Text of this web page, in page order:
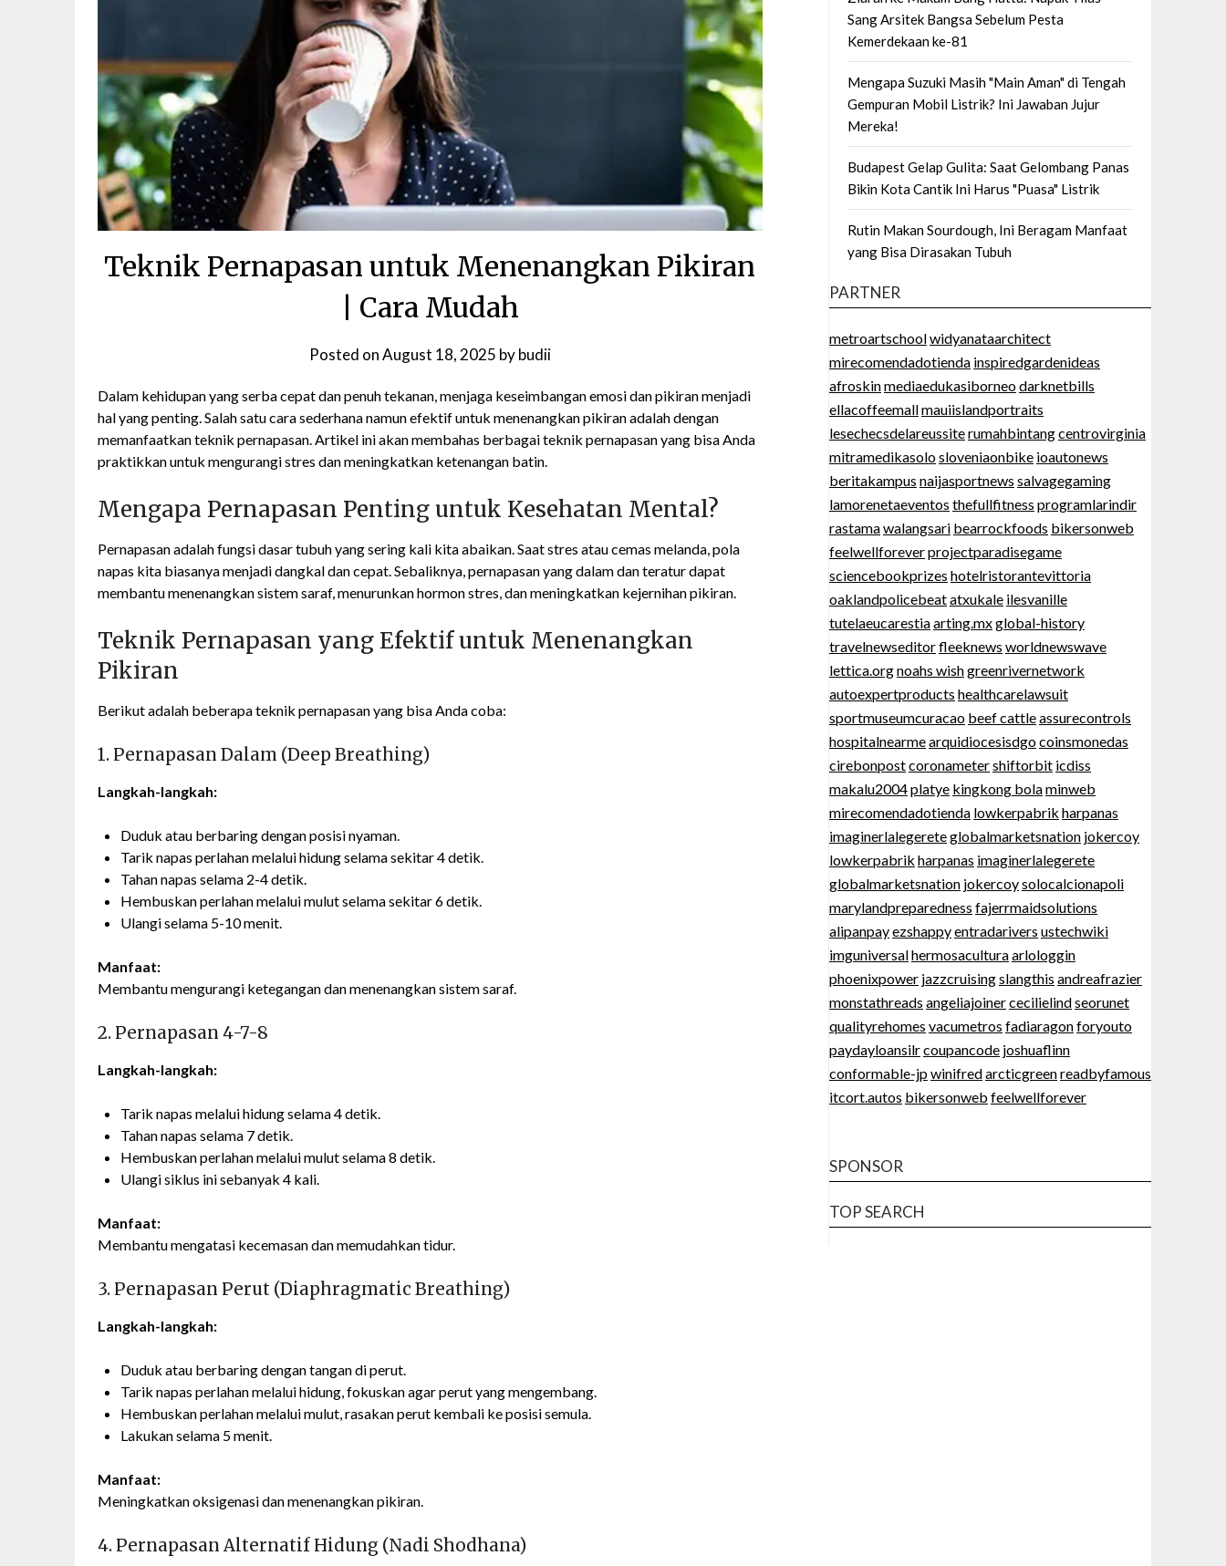
Teknik Pernapasan untuk Menenangkan Pikiran
| Cara Mudah
Posted onAugust 18, 2025 bybudii
Dalam kehidupan yang serba cepat dan penuh tekanan, menjaga keseimbangan emosi dan pikiran menjadi
hal yang penting. Salah satu cara sederhana namun efektif untuk menenangkan pikiran adalah dengan
memanfaatkan teknik pernapasan. Artikel ini akan membahas berbagai teknik pernapasan yang bisa Anda
praktikkan untuk mengurangi stres dan meningkatkan ketenangan batin.
Mengapa Pernapasan Penting untuk Kesehatan Mental?
Pernapasan adalah fungsi dasar tubuh yang sering kali kita abaikan. Saat stres atau cemas melanda, pola
napas kita biasanya menjadi dangkal dan cepat. Sebaliknya, pernapasan yang dalam dan teratur dapat
membantu menenangkan sistem saraf, menurunkan hormon stres, dan meningkatkan kejernihan pikiran.
Teknik Pernapasan yang Efektif untuk Menenangkan
Pikiran
Berikut adalah beberapa teknik pernapasan yang bisa Anda coba:
1. Pernapasan Dalam (Deep Breathing)
Langkah-langkah:
Duduk atau berbaring dengan posisi nyaman.
Tarik napas perlahan melalui hidung selama sekitar 4 detik.
Tahan napas selama 2-4 detik.
Hembuskan perlahan melalui mulut selama sekitar 6 detik.
Ulangi selama 5-10 menit.
Manfaat:
Membantu mengurangi ketegangan dan menenangkan sistem saraf.
2. Pernapasan 4-7-8
Langkah-langkah:
Tarik napas melalui hidung selama 4 detik.
Tahan napas selama 7 detik.
Hembuskan perlahan melalui mulut selama 8 detik.
Ulangi siklus ini sebanyak 4 kali.
Manfaat:
Membantu mengatasi kecemasan dan memudahkan tidur.
3. Pernapasan Perut (Diaphragmatic Breathing)
Langkah-langkah:
Duduk atau berbaring dengan tangan di perut.
Tarik napas perlahan melalui hidung, fokuskan agar perut yang mengembang.
Hembuskan perlahan melalui mulut, rasakan perut kembali ke posisi semula.
Lakukan selama 5 menit.
Manfaat:
Meningkatkan oksigenasi dan menenangkan pikiran.
4. Pernapasan Alternatif Hidung (Nadi Shodhana)
Sang Arsitek Bangsa Sebelum Pesta
Kemerdekaan ke-81
Mengapa Suzuki Masih "Main Aman" di Tengah
Gempuran Mobil Listrik? Ini Jawaban Jujur
Mereka!
Budapest Gelap Gulita: Saat Gelombang Panas
Bikin Kota Cantik Ini Harus "Puasa" Listrik
Rutin Makan Sourdough, Ini Beragam Manfaat
yang Bisa Dirasakan Tubuh
PARTNER
metroartschoolwidyanataarchitect
mirecomendadotienda inspiredgardenideas
afroskinmediaedukasiborneodarknetbills
ellacoffeemallmauiislandportraits
lesechecsdelareussiterumahbintangcentrovirginia
mitramedikasolosloveniaonbike ioautonews
beritakampus naijasportnews salvagegaming
lamorenetaeventos thefullfitness programlarindir
rastamawalangsari bearrockfoods bikersonweb
feelwellforeverprojectparadisegame
sciencebookprizes hotelristorantevittoria
oaklandpolicebeatatxukale ilesvanille
tutelaeucarestiaarting.mxglobal-history
travelnewseditorfleeknews worldnewswave
lettica.orgnoahs wishgreenrivernetwork
autoexpertproducts healthcarelawsuit
sportmuseumcuracao beef cattleassurecontrols
hospitalnearmearquidiocesisdgocoinsmonedas
cirebonpostcoronametershiftorbit icdiss
makalu2004platye kingkong bolaminweb
mirecomendadotienda lowkerpabrik harpanas
imaginerlalegereteglobalmarketsnation jokercoy
lowkerpabrik harpanas imaginerlalegerete
globalmarketsnation jokercoysolocalcionapoli
marylandpreparedness fajerrmaidsolutions
alipanpayezshappyentradarivers ustechwiki
imguniversalhermosaculturaarlologgin
phoenixpower jazzcruisingslangthis andreafrazier
monstathreads angeliajoinercecilielindseorunet
qualityrehomes vacumetros fadiaragonforyouto
paydayloansilrcoupancode joshuaflinn
conformable-jpwinifredarcticgreenreadbyfamous
itcort.autos bikersonweb feelwellforever
SPONSOR
TOP SEARCH